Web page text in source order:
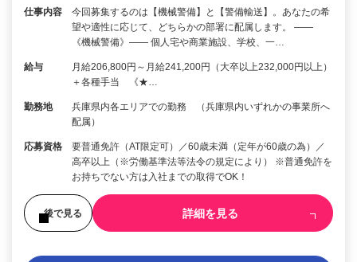
仕事内容
今回募集するのは【機械警備】と【警備輸送】。あなたの希
望や適性に応じて、どちらかの部署に配属します。 ――
《機械警備》―― 個人宅や商業施設、学校、一…
給与
月給206,800円～月給241,200円（大卒以上232,000円以上）
＋各種手当 《★…
勤務地
兵庫県内各エリアでの勤務 （兵庫県内いずれかの事業所へ
配属）
応募資格
要普通免許（AT限定可）／60歳未満（定年が60歳の為）／
高卒以上（※労働基準法等法令の規定により） ※普通免許を
お持ちでない方は入社までの取得でOK！
後で見る 詳細を見る